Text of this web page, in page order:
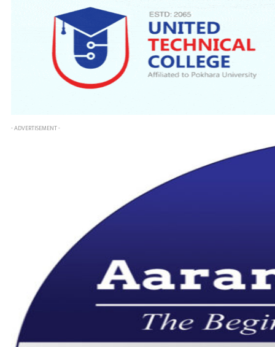
- ADVERTISEMENT -